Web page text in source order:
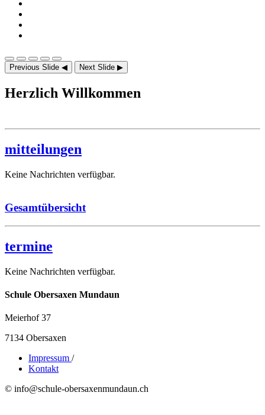
Previous Slide ◀ Next Slide ▶
Herzlich Willkommen
mitteilungen
Keine Nachrichten verfügbar.
Gesamtübersicht
termine
Keine Nachrichten verfügbar.
Schule Obersaxen Mundaun
Meierhof 37
7134 Obersaxen
Impressum /
Kontakt
© info@schule-obersaxenmundaun.ch